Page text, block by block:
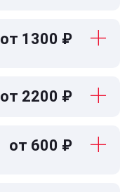
от 1300 ₽
от 2200 ₽
от 600 ₽